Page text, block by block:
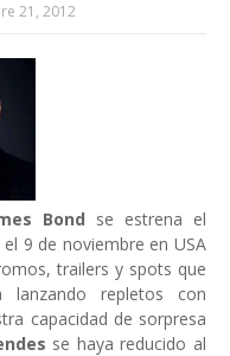
21, 2012
Bond se estrena el
9 de noviembre en USA
trailers y spots que
repletos con
capacidad de sorpresa
se haya reducido al